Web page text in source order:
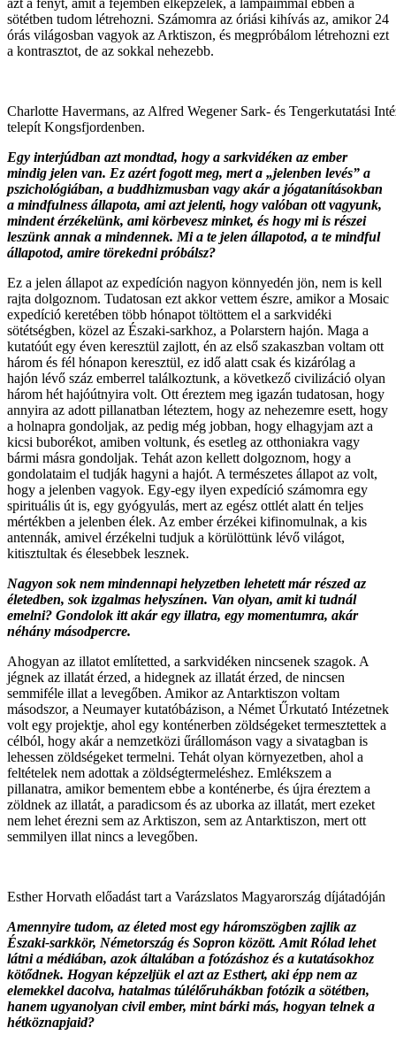
sötétben tudom létrehozni. Számomra az óriási kihívás az, amikor 24
órás világosban vagyok az Arktiszon, és megpróbálom létrehozni ezt
a kontrasztot, de az sokkal nehezebb.
Charlotte Havermans, az Alfred Wegener Sark- és Tengerkutatási
telepít Kongsfjordenben.
Egy interjúdban azt mondtad, hogy a sarkvidéken az ember
mindig jelen van. Ez azért fogott meg, mert a „jelenben levés” a
pszichológiában, a buddhizmusban vagy akár a jógatanításokban
a mindfulness állapota, ami azt jelenti, hogy valóban ott vagyunk,
mindent érzékelünk, ami körbevesz minket, és hogy mi is részei
leszünk annak a mindennek. Mi a te jelen állapotod, a te mindful
állapotod, amire törekedni próbálsz?
Ez a jelen állapot az expedíción nagyon könnyedén jön, nem is kell
rajta dolgoznom. Tudatosan ezt akkor vettem észre, amikor a Mosaic
expedíció keretében több hónapot töltöttem el a sarkvidéki
sötétségben, közel az Északi-sarkhoz, a Polarstern hajón. Maga a
kutatóút egy éven keresztül zajlott, én az első szakaszban voltam ott
három és fél hónapon keresztül, ez idő alatt csak és kizárólag a
hajón lévő száz emberrel találkoztunk, a következő civilizáció olyan
három hét hajóútnyira volt. Ott éreztem meg igazán tudatosan, hogy
annyira az adott pillanatban léteztem, hogy az nehezemre esett, hogy
a holnapra gondoljak, az pedig még jobban, hogy elhagyjam azt a
kicsi buborékot, amiben voltunk, és esetleg az otthoniakra vagy
bármi másra gondoljak. Tehát azon kellett dolgoznom, hogy a
gondolataim el tudják hagyni a hajót. A természetes állapot az volt,
hogy a jelenben vagyok. Egy-egy ilyen expedíció számomra egy
spirituális út is, egy gyógyulás, mert az egész ottlét alatt én teljes
mértékben a jelenben élek. Az ember érzékei kifinomulnak, a kis
antennák, amivel érzékelni tudjuk a körülöttünk lévő világot,
kitisztultak és élesebbek lesznek.
Nagyon sok nem mindennapi helyzetben lehetett már részed az
életedben, sok izgalmas helyszínen. Van olyan, amit ki tudnál
emelni? Gondolok itt akár egy illatra, egy momentumra, akár
néhány másodpercre.
Ahogyan az illatot említetted, a sarkvidéken nincsenek szagok. A
jégnek az illatát érzed, a hidegnek az illatát érzed, de nincsen
semmiféle illat a levegőben. Amikor az Antarktiszon voltam
másodszor, a Neumayer kutatóbázison, a Német Űrkutató Intézetnek
volt egy projektje, ahol egy konténerben zöldségeket termesztettek a
célból, hogy akár a nemzetközi űrállomáson vagy a sivatagban is
lehessen zöldségeket termelni. Tehát olyan környezetben, ahol a
feltételek nem adottak a zöldségtermeléshez. Emlékszem a
pillanatra, amikor bementem ebbe a konténerbe, és újra éreztem a
zöldnek az illatát, a paradicsom és az uborka az illatát, mert ezeket
nem lehet érezni sem az Arktiszon, sem az Antarktiszon, mert ott
semmilyen illat nincs a levegőben.
Esther Horvath előadást tart a Varázslatos Magyarország díjátadóján
Amennyire tudom, az életed most egy háromszögben zajlik az
Északi-sarkkör, Németország és Sopron között. Amit Rólad lehet
látni a médiában, azok általában a fotózáshoz és a kutatásokhoz
kötődnek. Hogyan képzeljük el azt az Esthert, aki épp nem az
elemekkel dacolva, hatalmas túlélőruhákban fotózik a sötétben,
hanem ugyanolyan civil ember, mint bárki más, hogyan telnek a
hétköznapjaid?